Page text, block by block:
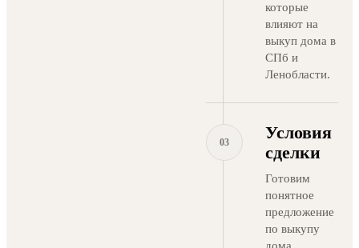
которые
влияют на
выкуп дома в
СПб и
Ленобласти.
03
Условия
сделки
Готовим
понятное
предложение
по выкупу